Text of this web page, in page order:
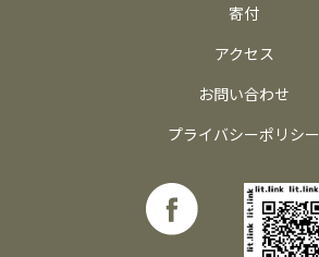
寄付
アクセス
お問い合わせ
プライバシーポリシー